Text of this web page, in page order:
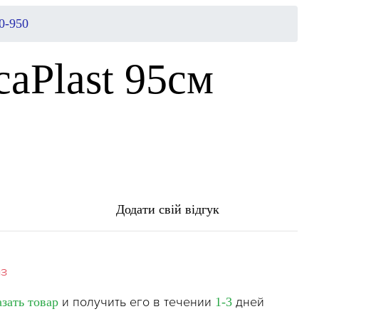
950
95см
Додати свій відгук
товар и получить его в течении 1-3 дней